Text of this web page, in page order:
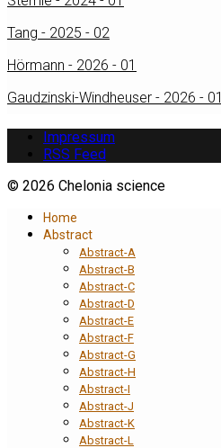
Tang - 2025 - 02
Hörmann - 2026 - 01
Gaudzinski-Windheuser - 2026 - 01
Impressum
RSS Feed
© 2026 Chelonia science
Home
Abstract
Abstract-A
Abstract-B
Abstract-C
Abstract-D
Abstract-E
Abstract-F
Abstract-G
Abstract-H
Abstract-I
Abstract-J
Abstract-K
Abstract-L